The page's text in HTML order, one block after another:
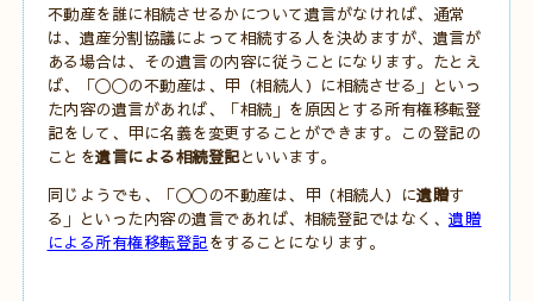
不動産を誰に相続させるかについて遺言がなければ、通常
は、遺産分割協議によって相続する人を決めますが、遺言が
ある場合は、その遺言の内容に従うことになります。たとえ
ば、「〇〇の不動産は、甲（相続人）に相続させる」といっ
た内容の遺言があれば、「相続」を原因とする所有権移転登
記をして、甲に名義を変更することができます。この登記の
ことを遺言による相続登記といいます。
同じようでも、「〇〇の不動産は、甲（相続人）に遺贈す
る」といった内容の遺言であれば、相続登記ではなく、遺贈
による所有権移転登記をすることになります。